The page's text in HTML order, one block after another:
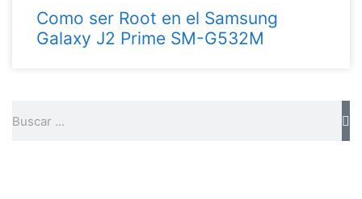
Como ser Root en el Samsung
Galaxy J2 Prime SM-G532M